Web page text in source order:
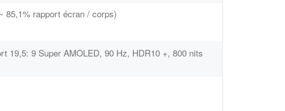
85,1% rapport écran / corps)
19,5: 9 Super AMOLED, 90 Hz, HDR10 +, 800 nits